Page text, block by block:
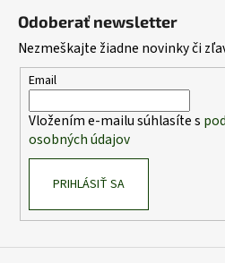
Odoberať newsletter
Nezmeškajte žiadne novinky či
Email
Vložením e-mailu súhlasíte s
osobných údajov
PRIHLÁSIŤ SA